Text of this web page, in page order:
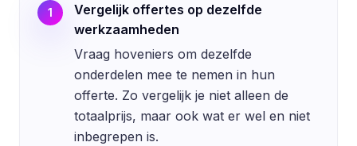
1
Vergelijk offertes op dezelfde
werkzaamheden
Vraag hoveniers om dezelfde
onderdelen mee te nemen in hun
offerte. Zo vergelijk je niet alleen de
totaalprijs, maar ook wat er wel en niet
inbegrepen is.